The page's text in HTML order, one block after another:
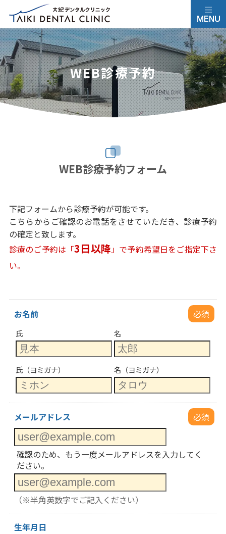
WEB診療予約
WEB診療予約フォーム
下記フォームから診療予約が可能です。
こちらからご確認のお電話をさせていただき、診療予約
の確定と致します。
診療のご予約は「3日以降 」で予約希望日をご指定下さ
い。
お名前 必須
氏 名
氏（ヨミガナ） 名（ヨミガナ）
メールアドレス 必須
確認のため、もう一度メールアドレスを入力してく
ださい。
（※半角英数字でご記入ください）
生年月日